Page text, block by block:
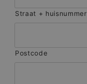
Straat + huisnummer
Postcode